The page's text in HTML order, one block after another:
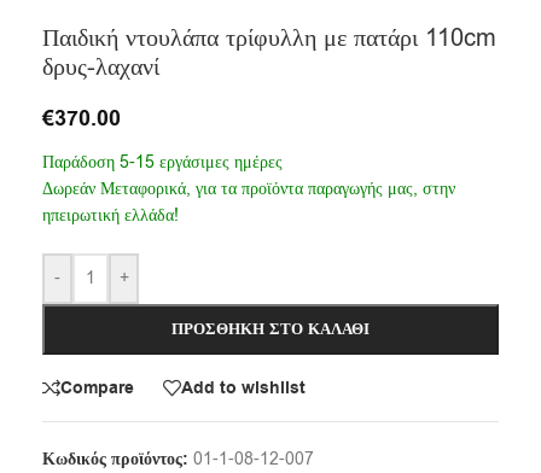
Παιδική ντουλάπα τρίφυλλη με πατάρι 110cm
δρυς-λαχανί
€370.00
Παράδοση 5-15 εργάσιμες ημέρες
Δωρεάν Μεταφορικά, για τα προϊόντα παραγωγής μας, στην
ηπειρωτική ελλάδα!
- +
ΠΡΟΣΘΉΚΗ ΣΤΟ ΚΑΛΆΘΙ
Compare Add to wishlist
Κωδικός προϊόντος: 01-1-08-12-007